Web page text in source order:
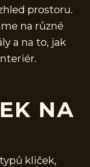
prostoru.
na různé
a na to, jak
NA
kliček,